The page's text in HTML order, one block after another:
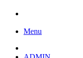
Menu